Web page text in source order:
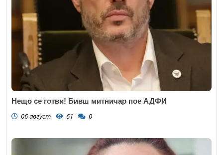
Нещо се готви! Бивш митничар пое АДФИ
06 август 61 0